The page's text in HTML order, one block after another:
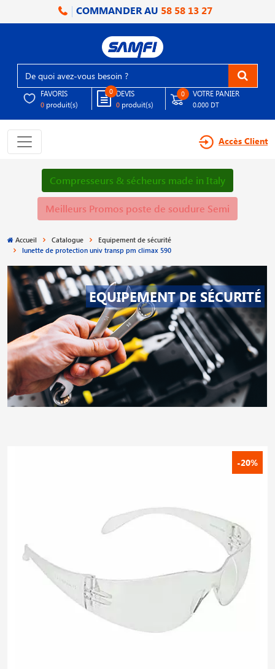
COMMANDER AU 58 58 13 27
FAVORIS
0 produit(s)
0 DEVIS
0 produit(s)
0 VOTRE PANIER
0.000 DT
Accès Client
Compresseurs & sécheurs made in Italy
Meilleurs Promos poste de soudure Semi
Accueil Catalogue
Equipement de sécurité
lunette de protection univ transp pm climax 590
EQUIPEMENT DE SÉCURITÉ
-20%